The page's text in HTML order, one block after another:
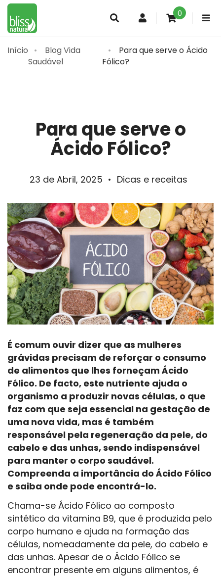
Conta 0
Início
Blog Vida
Saudável
Para que serve o Ácido
Fólico?
Para que serve o
Ácido Fólico?
23 de Abril, 2025 • Dicas e receitas
É comum ouvir dizer que as mulheres
grávidas precisam de reforçar o consumo
de alimentos que lhes forneçam Ácido
Fólico. De facto, este nutriente ajuda o
organismo a produzir novas células, o que
faz com que seja essencial na gestação de
uma nova vida, mas é também
responsável pela regeneração da pele, do
cabelo e das unhas, sendo indispensável
para manter o corpo saudável.
Compreenda a importância do Ácido Fólico
e saiba onde pode encontrá-lo.
Chama-se Ácido Fólico ao composto
sintético da vitamina B9, que é produzida pelo
corpo humano e ajuda na formação das
células, nomeadamente da pele, do cabelo e
das unhas. Apesar de o Ácido Fólico se
encontrar presente em alguns alimentos, é